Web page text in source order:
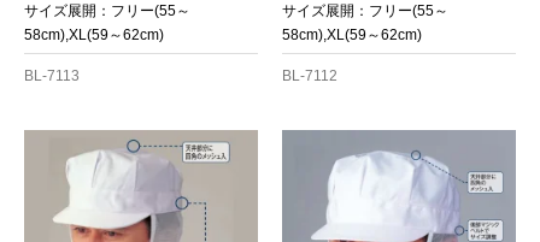
サイズ展開：フリー(55～
58cm),XL(59～62cm)
BL-7113
サイズ展開：フリー(55～
58cm),XL(59～62cm)
BL-7112